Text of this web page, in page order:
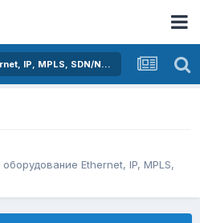
Активное оборудование Ethernet, IP, MPLS, SDN/NFV...
Ethernet, IP, MPLS,